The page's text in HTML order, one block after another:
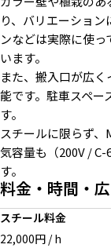
グリーンの可動壁
無料ストロボ1台 2灯1200w
り、バリエーショ
ンなどは実際に使
います。
また、搬入口が広
能です。駐車スペー
す。
スチールに限らず
気容量も（200V /
す。
料金・時間・
スチール料金
22,000円 / h